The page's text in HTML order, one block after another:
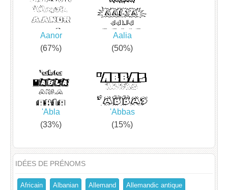
Aanor
(67%)
Aalia
(50%)
'Abla
(33%)
'Abbas
(15%)
IDÉES DE PRÉNOMS
Africain Albanian Allemand Allemandic antique